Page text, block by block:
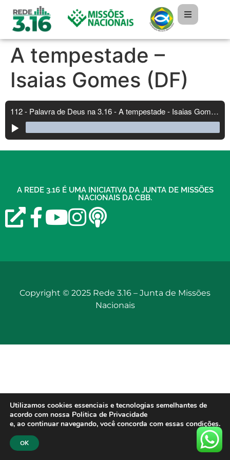
A tempestade –
Isaias Gomes (DF)
A REDE 3.16 É UMA INICIATIVA DA JUNTA DE MISSÕES
NACIONAIS DA CBB.
Copyright © 2025 Rede 3.16 – Junta de Missões
Nacionais
Utilizamos cookies essenciais e tecnologias semelhantes de
acordo com nossa Politica de Privacidade
e, ao continuar navegando, você concorda com essas condições.
OK